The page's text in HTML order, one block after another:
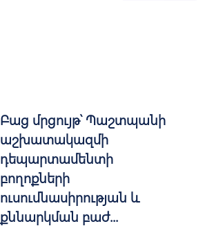
Բաց մրցույթ՝ Պաշտպանի
աշխատակազմի
դեպարտամենտի
բողոքների
ուսումնասիրության և
քննարկման բաժ...